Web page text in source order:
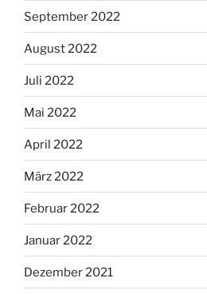
September 2022
August 2022
Juli 2022
Mai 2022
April 2022
März 2022
Februar 2022
Januar 2022
Dezember 2021